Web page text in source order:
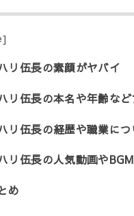
]
リ伍長の素顔がヤバイ
リ伍長の本名や年齢な
リ伍長の経歴や職業に
リ伍長の人気動画や
め